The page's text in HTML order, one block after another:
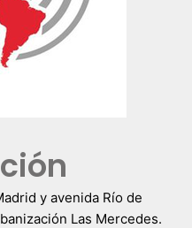
y avenida Río de
Las Mercedes.